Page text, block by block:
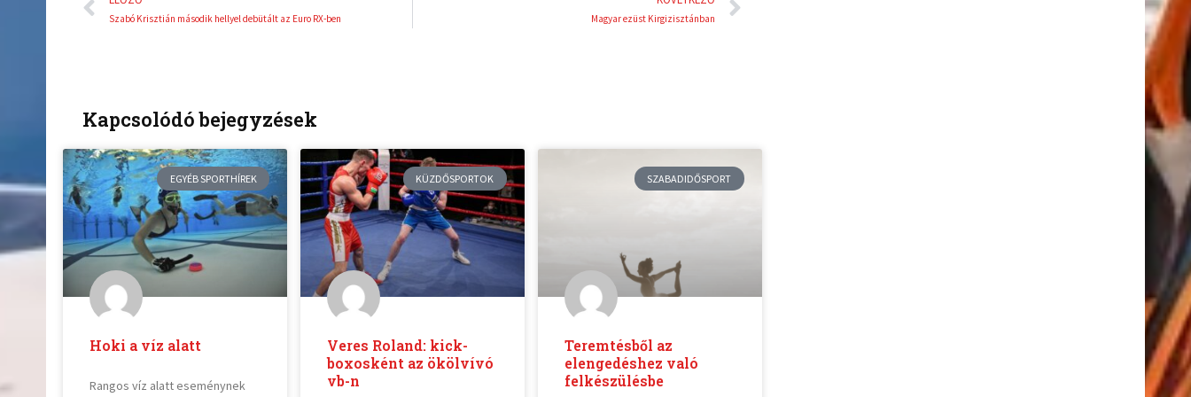
Szabó Krisztián második hellyel debütált az Euro RX-ben Magyar ezüst Kirgizisztánban
Kapcsolódó bejegyzések
EGYÉB SPORTHÍREK
Hoki a víz alatt
Rangos víz alatt eseménynek
KÜZDŐSPORTOK
Veres Roland: kick-
boxosként az ökölvívó
vb-n
SZABADIDŐSPORT
Teremtésből az
elengedéshez való
felkészülésbe